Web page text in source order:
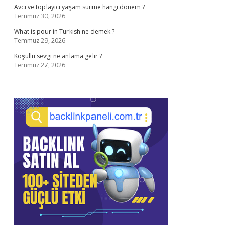
Avcı ve toplayıcı yaşam sürme hangi dönem ?
Temmuz 30, 2026
What is pour in Turkish ne demek ?
Temmuz 29, 2026
Koşullu sevgi ne anlama gelir ?
Temmuz 27, 2026